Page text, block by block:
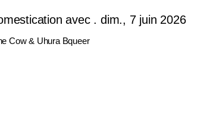
Cow & Uhura Bqueer